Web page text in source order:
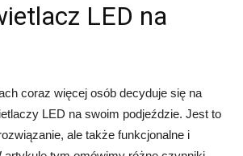
LED na
coraz więcej osób decyduje się na
LED na swoim podjeździe. Jest to
ale także funkcjonalne i